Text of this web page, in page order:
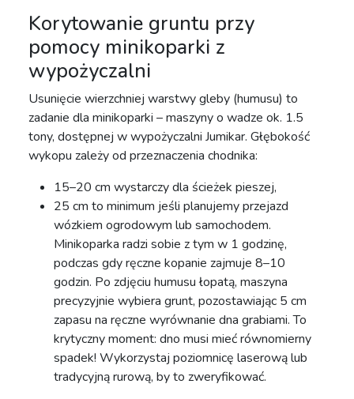
Korytowanie gruntu przy
pomocy minikoparki z
wypożyczalni
Usunięcie wierzchniej warstwy gleby (humusu) to
zadanie dla minikoparki – maszyny o wadze ok. 1.5
tony, dostępnej w wypożyczalni Jumikar. Głębokość
wykopu zależy od przeznaczenia chodnika:
15–20 cm wystarczy dla ścieżek pieszej,
25 cm to minimum jeśli planujemy przejazd
wózkiem ogrodowym lub samochodem.
Minikoparka radzi sobie z tym w 1 godzinę,
podczas gdy ręczne kopanie zajmuje 8–10
godzin. Po zdjęciu humusu łopatą, maszyna
precyzyjnie wybiera grunt, pozostawiając 5 cm
zapasu na ręczne wyrównanie dna grabiami. To
krytyczny moment: dno musi mieć równomierny
spadek! Wykorzystaj poziomnicę laserową lub
tradycyjną rurową, by to zweryfikować.